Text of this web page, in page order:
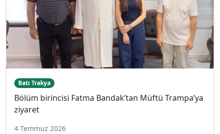
Batı Trakya
Bölüm birincisi Fatma Bandak’tan Müftü Trampa’ya
ziyaret
4 Temmuz 2026